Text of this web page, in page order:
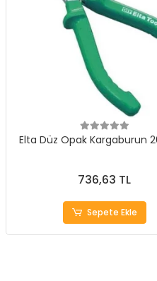
Elta Düz Opak Kargaburun
736,63 TL
Sepete Ekle